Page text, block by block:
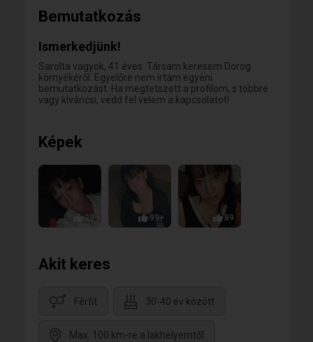
Bemutatkozás
Ismerkedjünk!
Sarolta vagyok, 41 éves. Társam keresem Dorog
környékéről. Egyelőre nem írtam egyéni
bemutatkozást. Ha megtetszett a profilom, s többre
vagy kíváncsi, vedd fel velem a kapcsolatot!
Képek
29 99+ 89
Akit keres
Férfit 30-40 év között
Max. 100 km-re a lakhelyemtől